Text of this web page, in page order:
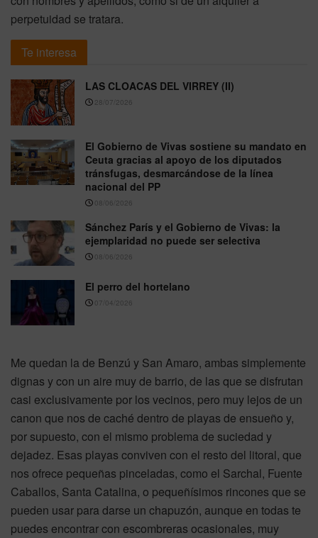
perpetuidad se tratara.
Te interesa
LAS CLOACAS DEL VIRREY (II)
28/07/2026
El Gobierno de Vivas sostiene su mandato en
Ceuta gracias al apoyo de los diputados
tránsfugas, desmarcándose de la línea
nacional del PP
08/06/2026
Sánchez París y el Gobierno de Vivas: la
ejemplaridad no puede ser selectiva
08/06/2026
El perro del hortelano
07/04/2026
Me quedan la de Benzú y San Amaro, ambas simplemente
dignas y con un aire muy de barrio, de las que se disfrutan
casi exclusivamente por los vecinos, pero muy lejos de un
canon que nos de caché dentro de playas de ensueño y,
por supuesto, con el mismo problema de suciedad y
dejadez. Esas playas conviven con el resto del litoral, que
nos ofrece pequeñas pinceladas, como el Sarchal, Fuente
Caballos, Santa Catalina, o pequeñísimos rincones que se
pueden usar para darse un chapuzón, aunque en todas te
puedes encontrar con escombreras ocasionales, muy